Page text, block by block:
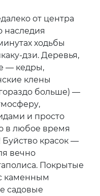
от центра
наследия
ходьбы
дзи. Деревья,
— кедры,
клены
больше) —
и просто
в любое время
Буйство красок —
вечно
Покрытые
каменным
садовые